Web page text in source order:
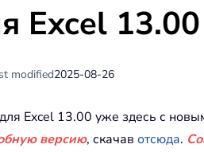
Excel
modified2025-08-26
Excel 13.00 уже здесь с
версию, скачав отсюда.